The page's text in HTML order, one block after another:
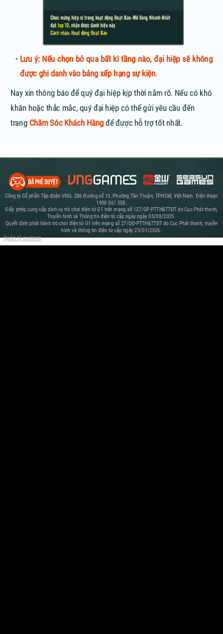
Lưu ý: Nếu chọn bỏ qua bất kì tầng nào, đại hiệp sẽ không
được ghi danh vào bảng xếp hạng sự kiện.
Nay xin thông báo để quý đại hiệp kịp thời nắm rõ. Nếu có khó
khăn hoặc thắc mắc, quý đại hiệp có thể gửi yêu cầu đến
trangChăm Sóc Khách Hàng để được hỗ trợ tốt nhất.
Công ty Cổ phần Tập đoàn VNG. Z06 Đường số 13, Phường Tân Thuận, TPHCM, Việt Nam. Điện thoại:
1900 561 558.
Giấy phép cung cấp dịch vụ trò chơi điện tử G1 trên mạng số 127/GP-PTTH&TTĐT do Cục Phát thanh,
Truyền hình và Thông tin điện tử cấp ngày ngày 05/08/2025.
Quyết định phát hành trò chơi điện tử G1 trên mạng số 27/QĐ-PTTH&TTĐT do Cục Phát thanh, truyền
hình và thông tin điện tử cấp ngày 23/01/2026.
Quản lý cookies